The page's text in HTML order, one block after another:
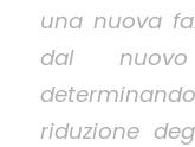
una nuova
dal
riduzione